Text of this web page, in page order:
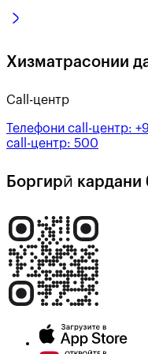
Хизматрасонии
Call-центр
Телефони call-центр:
call-центр: 500
Боргирӣ